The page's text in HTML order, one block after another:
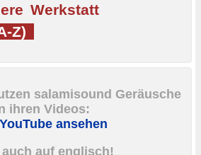
Werkstatt
Z)
salamisound Geräusche
ihren Videos:
ansehen
auf englisch!